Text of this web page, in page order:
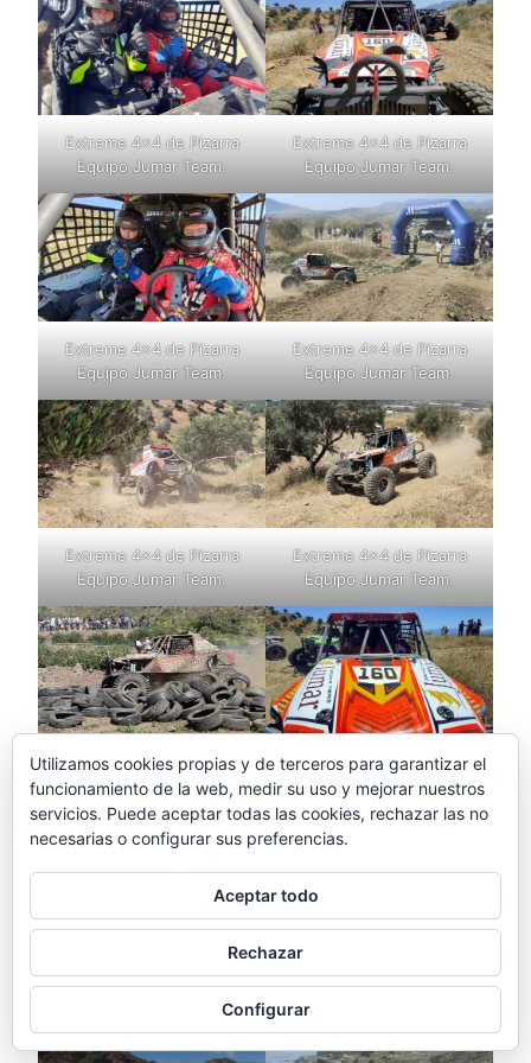
H
O
T
E
L
M
E
S
Ó
N
L
A
P
O
D
A
D
E
L
O
N
D
E
Y
V
I
S
I
T
A
R
I
I
Extreme 4×4 de Pizarra
Equipo Jumar Team.
Extreme 4×4 de Pizarra
Equipo Jumar Team.
Extreme 4×4 de Pizarra
Equipo Jumar Team.
Extreme 4×4 de Pizarra
Equipo Jumar Team.
Extreme 4×4 de Pizarra
Equipo Jumar Team.
Extreme 4×4 de Pizarra
Equipo Jumar Team.
Equipo Jumar Team
Extreme 4×4 Torrox 2026.
Equipo Jumar Team VII
Extreme 4×4 de Pizarra
2025.
Extreme 4×4 de Castellar
presentación de equipos.
Equipo Jumar Team.
Utilizamos cookies propias y de terceros para garantizar el
funcionamiento de la web, medir su uso y mejorar nuestros
servicios. Puede aceptar todas las cookies, rechazar las no
necesarias o configurar sus preferencias.
Aceptar todo
Rechazar
Configurar